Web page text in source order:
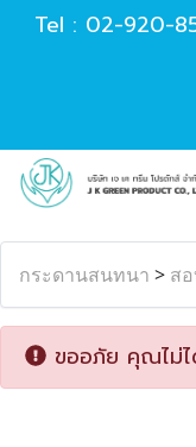
Tel : 02-920-
กระดานสนทนา > ส
ขออภัย คุณไม่ไ